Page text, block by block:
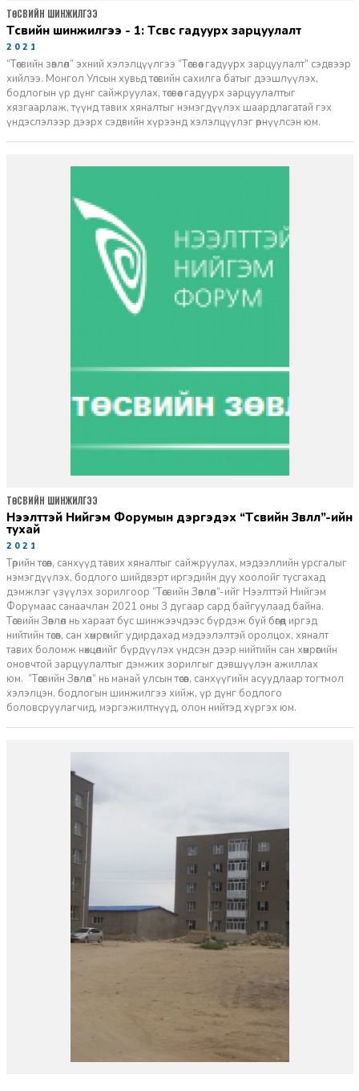
Төсвийн шинжилгээ - 1: Төсвөөс гадуурх зарцуулалт
2021-05-20
“Төсвийн зөвлөл” эхний хэлэлцүүлгээ “Төсвөөс гадуурх зарцуулалт” сэдвээр
хийлээ. Монгол Улсын хувьд төсвийн сахилга батыг дээшлүүлэх,
бодлогын үр дүнг сайжруулах, төсвөөс гадуурх зарцуулалтыг
хязгаарлаж, түүнд тавих хяналтыг нэмэгдүүлэх шаардлагатай гэх
үндэслэлээр дээрх сэдвийн хүрээнд хэлэлцүүлэг өрнүүлсэн юм.
ТӨСВИЙН ШИНЖИЛГЭЭ
Нээлттэй Нийгэм Форумын дэргэдэх “Төсвийн Зөвлөл”-ийн
тухай
2021-05-18
Төрийн төсөв, санхүүд тавих хяналтыг сайжруулах, мэдээллийн урсгалыг
нэмэгдүүлэх, бодлого шийдвэрт иргэдийн дуу хоолойг тусгахад
дэмжлэг үзүүлэх зорилгоор “Төсвийн Зөвлөл”-ийг Нээлттэй Нийгэм
Форумаас санаачлан 2021 оны 3 дугаар сард байгуулаад байна.
Төсвийн Зөвлөл нь хараат бус шинжээчдээс бүрдэж буй бөгөөд иргэд
нийтийн төсөв, сан хөмрөгийг удирдахад мэдээлэлтэй оролцох, хяналт
тавих боломж нөхцөлийг бүрдүүлэх үндсэн дээр нийтийн сан хөмрөгийн
оновчтой зарцуулалтыг дэмжих зорилгыг дэвшүүлэн ажиллах
юм. “Төсвийн Зөвлөл” нь манай улсын төсөв, санхүүгийн асуудлаар тогтмол
хэлэлцэн, бодлогын шинжилгээ хийж, үр дүнг бодлого
боловсруулагчид, мэргэжилтнүүд, олон нийтэд хүргэх юм.
ТӨСВИЙН ШИНЖИЛГЭЭ